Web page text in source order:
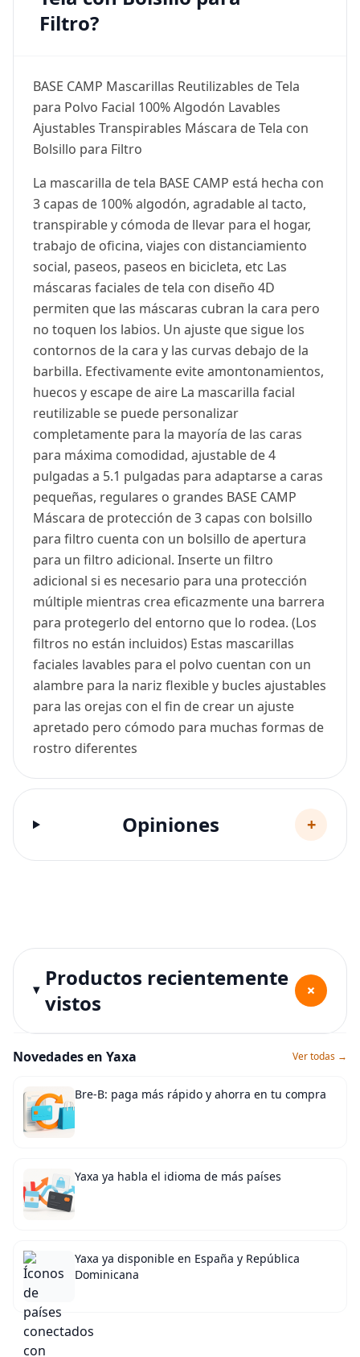
Filtro?
BASE CAMP Mascarillas Reutilizables de Tela
para Polvo Facial 100% Algodón Lavables
Ajustables Transpirables Máscara de Tela con
Bolsillo para Filtro
La mascarilla de tela BASE CAMP está hecha con
3 capas de 100% algodón, agradable al tacto,
transpirable y cómoda de llevar para el hogar,
trabajo de oficina, viajes con distanciamiento
social, paseos, paseos en bicicleta, etc Las
máscaras faciales de tela con diseño 4D
permiten que las máscaras cubran la cara pero
no toquen los labios. Un ajuste que sigue los
contornos de la cara y las curvas debajo de la
barbilla. Efectivamente evite amontonamientos,
huecos y escape de aire La mascarilla facial
reutilizable se puede personalizar
completamente para la mayoría de las caras
para máxima comodidad, ajustable de 4
pulgadas a 5.1 pulgadas para adaptarse a caras
pequeñas, regulares o grandes BASE CAMP
Máscara de protección de 3 capas con bolsillo
para filtro cuenta con un bolsillo de apertura
para un filtro adicional. Inserte un filtro
adicional si es necesario para una protección
múltiple mientras crea eficazmente una barrera
para protegerlo del entorno que lo rodea. (Los
filtros no están incluidos) Estas mascarillas
faciales lavables para el polvo cuentan con un
alambre para la nariz flexible y bucles ajustables
para las orejas con el fin de crear un ajuste
apretado pero cómodo para muchas formas de
rostro diferentes
Opiniones +
Productos recientemente
vistos
+
Novedades en Yaxa Ver todas →
Bre-B: paga más rápido y ahorra en tu compra
Yaxa ya habla el idioma de más países
Yaxa ya disponible en España y República
Dominicana